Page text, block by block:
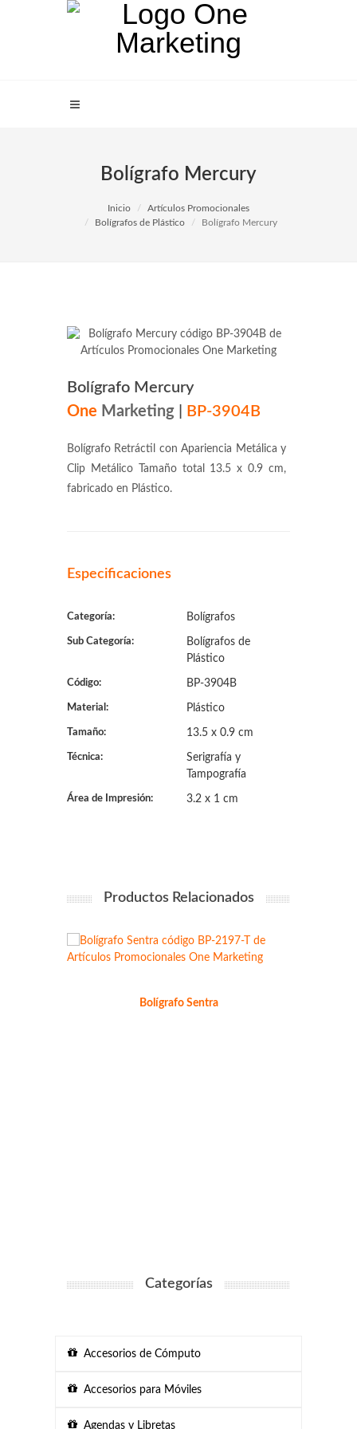
Bolígrafo Mercury
Inicio
Artículos Promocionales
Bolígrafos de Plástico
Bolígrafo Mercury
Bolígrafo Mercury
One Marketing BP-3904B
Bolígrafo Retráctil con Apariencia Metálica y
Clip Metálico Tamaño total 13.5 x 0.9 cm,
fabricado en Plástico.
Especificaciones
Categoría: Bolígrafos
Sub Categoría:
Bolígrafos de
Plástico
Código: BP-3904B
Material: Plástico
Tamaño: 13.5 x 0.9 cm
Técnica:
Serigrafía y
Tampografía
Área de Impresión: 3.2 x 1 cm
Productos Relacionados
Bolígrafo Sentra
Categorías
Accesorios de Cómputo
Accesorios para Móviles
Agendas y Libretas